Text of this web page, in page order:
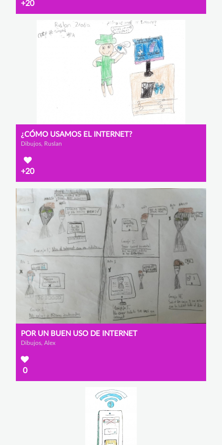
+20
¿CÓMO USAMOS EL INTERNET?
Dibujos, Ruslan
+20
POR UN BUEN USO DE INTERNET
Dibujos, Alex
0